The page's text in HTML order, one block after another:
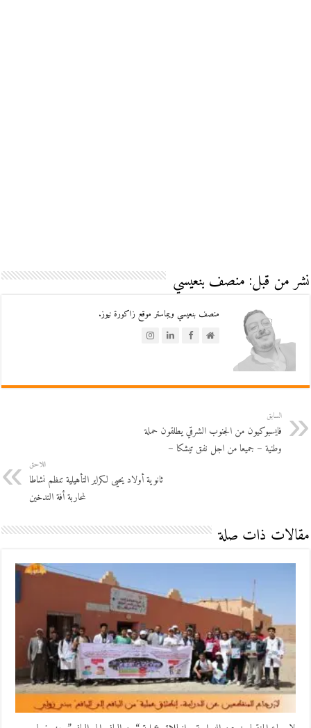
نشر من قبل: منصف بنعيسي
منصف بنعيسي ويبماستر موقع زاكورة نيوز.
السابق
فايسبوكيون من الجنوب الشرقي يطلقون حملة
وطنية – جميعا من اجل نفق تيشكا –
اللاحق
ثانوية أولاد يحيى لكراير التأهيلية تنظم نشاطا
لمحاربة أفة التدخين
مقالات ذات صلة